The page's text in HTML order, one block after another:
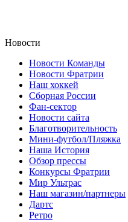
Новости
Новости Команды
Новости Фратрии
Наш хоккей
Сборная России
Фан-cектор
Новости сайта
Благотворительность
Мини-футбол/Пляжка
Наша История
Обзор прессы
Конкурсы Фратрии
Мир Ультрас
Наш магазин/партнеры
Дартс
Ретро